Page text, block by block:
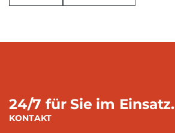
24/7 für Sie im Einsatz.
KONTAKT